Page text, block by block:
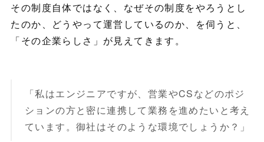
その制度自体ではなく、なぜその制度をやろうとし
たのか、どうやって運営しているのか、を伺うと、
「その企業らしさ」が見えてきます。
「私はエンジニアですが、営業やCSなどのポジ
ションの方と密に連携して業務を進めたいと考え
ています。御社はそのような環境でしょうか？」